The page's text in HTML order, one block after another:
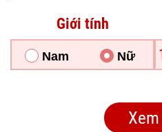
Giới tính
Nam Nữ